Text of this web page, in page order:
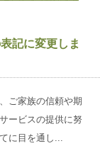
記に変更しま
ご家族の信頼や期
ービスの提供に努
に目を通し...